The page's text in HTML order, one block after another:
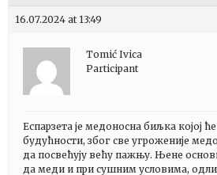
16.07.2024 at 13:49
Tomić Ivica
Participant
Еспарзета је медоносна биљка којој
будућности, због све угроженије
да посвећују већу пажњу. Њене
да меди и при сушним условима,